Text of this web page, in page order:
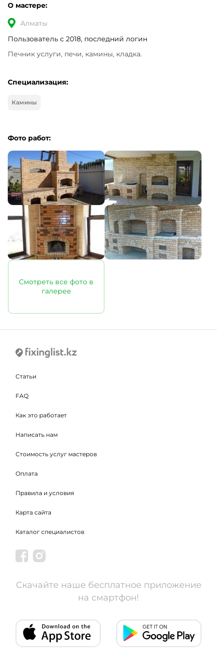
О мастере:
Алматы
Пользователь с 2018, последний логин
Печник услуги, печи, камины, кладка.
Специализация:
Камины
Фото работ:
Смотреть все фото в
галерее
Статьи
FAQ
Как это работает
Написать нам
Стоимость услуг мастеров
Оплата
Правила и условия
Карта сайта
Каталог специалистов
Скачайте наше бесплатное приложение
на смартфон!